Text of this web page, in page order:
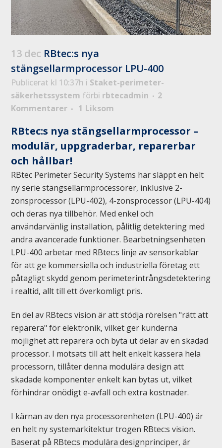
13 dec RBtec:s nya
stängsellarmprocessor LPU-400
Publicerat kl 10:37h i Staket-perimeter-
säkerhetssystem förbi rbtecadmin
2
Kommentarer
1 Liksom
RBtec:s nya stängsellarmprocessor –
modulär, uppgraderbar, reparerbar
och hållbar!
RBtec Perimeter Security Systems har släppt en helt
ny serie stängsellarmprocessorer, inklusive 2-
zonsprocessor (LPU-402), 4-zonsprocessor (LPU-404)
och deras nya tillbehör. Med enkel och
användarvänlig installation, pålitlig detektering med
andra avancerade funktioner. Bearbetningsenheten
LPU-400 arbetar med RBtec:s linje av sensorkablar
för att ge kommersiella och industriella företag ett
påtagligt skydd genom perimeterintrångsdetektering
i realtid, allt till ett överkomligt pris.
En del av RBtec:s vision är att stödja rörelsen "rätt att
reparera" för elektronik, vilket ger kunderna
möjlighet att reparera och byta ut delar av en skadad
processor. I motsats till att helt enkelt kassera hela
processorn, tillåter denna modulära design att
skadade komponenter enkelt kan bytas ut, vilket
förhindrar onödigt e-avfall och extra kostnader.
I kärnan av den nya processorenheten (LPU-400) är
en helt ny systemarkitektur trogen RBtec:s vision.
Baserat på RBtec:s modulära designprinciper, är